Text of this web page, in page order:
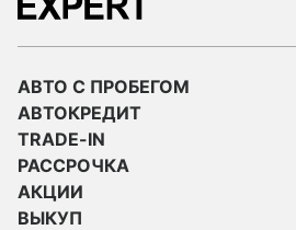
АВТО С ПРОБЕГОМ
АВТОКРЕДИТ
TRADE-IN
РАССРОЧКА
АКЦИИ
ВЫКУП